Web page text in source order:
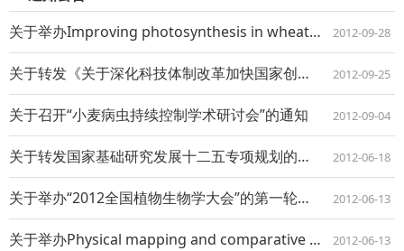
关于举办Improving photosynthesis in wheat和Pl...
2012-09-28
关于转发《关于深化科技体制改革加快国家创新体系建设的意见》 2012-09-25
关于召开“小麦病虫持续控制学术研讨会”的通知 2012-09-04
关于转发国家基础研究发展十二五专项规划的通知 2012-06-18
关于举办“2012全国植物生物学大会”的第一轮通知 2012-06-13
关于举办Physical mapping and comparative ana... 2012-06-13